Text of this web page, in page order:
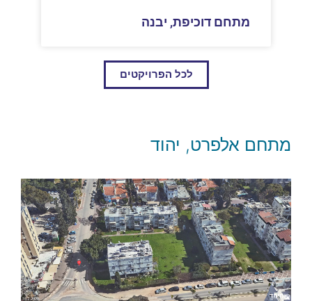
מתחם דוכיפת, יבנה
לכל הפרויקטים
מתחם אלפרט, יהוד